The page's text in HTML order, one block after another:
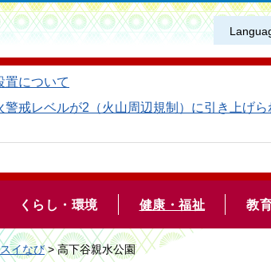
置について
警戒レベルが2（火山周辺規制）に引き上げら
くらし・環境 健康・福祉 教
イなび> 高下谷親水公園